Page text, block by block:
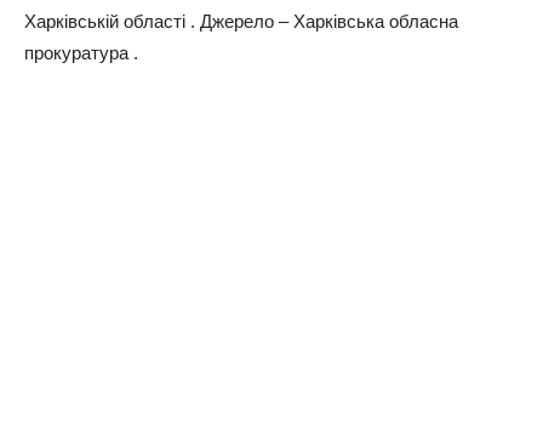
Харківській області . Джерело – Харківська обласна
прокуратура .